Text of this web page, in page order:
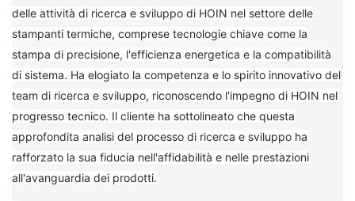
delle attività di ricerca e sviluppo di HOIN nel settore delle
stampanti termiche, comprese tecnologie chiave come la
stampa di precisione, l'efficienza energetica e la compatibilità
di sistema. Ha elogiato la competenza e lo spirito innovativo del
team di ricerca e sviluppo, riconoscendo l'impegno di HOIN nel
progresso tecnico. Il cliente ha sottolineato che questa
approfondita analisi del processo di ricerca e sviluppo ha
rafforzato la sua fiducia nell'affidabilità e nelle prestazioni
all'avanguardia dei prodotti.